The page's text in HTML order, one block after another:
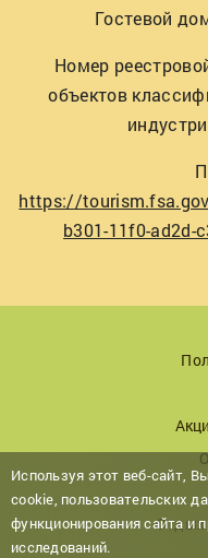
Гостевой
Номер
объектов
https://
b301-11f0-ad2d-
Отдых
Используя этот веб-сайт,
cookie, пользовательских
функционирования сайта и
исследований.